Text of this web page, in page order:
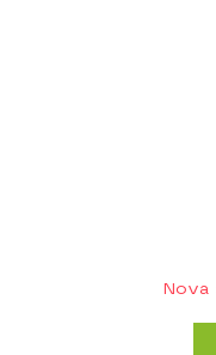
Nova